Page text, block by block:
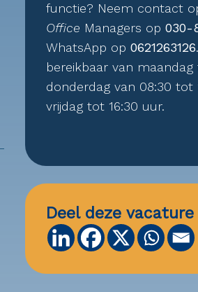
functie? Neem contact
Office Managers op030-
WhatsApp op0621263126
bereikbaar van
donderdag van 08:30 tot
vrijdag tot 16:30 uur.
Deel deze vacature